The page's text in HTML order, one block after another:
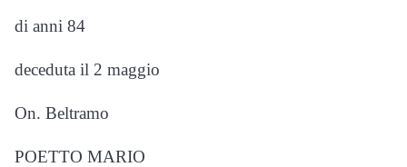
di anni 84
deceduta il 2 maggio
On. Beltramo
POETTO MARIO